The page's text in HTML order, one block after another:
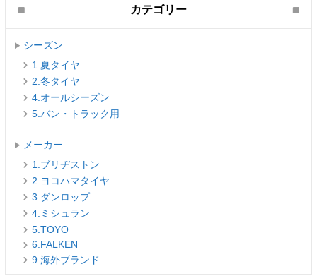
カテゴリー
シーズン
1.夏タイヤ
2.冬タイヤ
4.オールシーズン
5.バン・トラック用
メーカー
1.ブリヂストン
2.ヨコハマタイヤ
3.ダンロップ
4.ミシュラン
5.TOYO
6.FALKEN
9.海外ブランド